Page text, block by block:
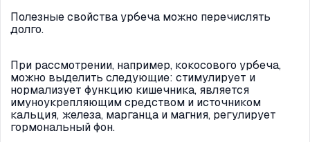
Полезные свойства урбеча можно перечислять
долго.
При рассмотрении, например, кокосового урбеча,
можно выделить следующие: стимулирует и
нормализует функцию кишечника, является
имуноукрепляющим средством и источником
кальция, железа, марганца и магния, регулирует
гормональный фон.